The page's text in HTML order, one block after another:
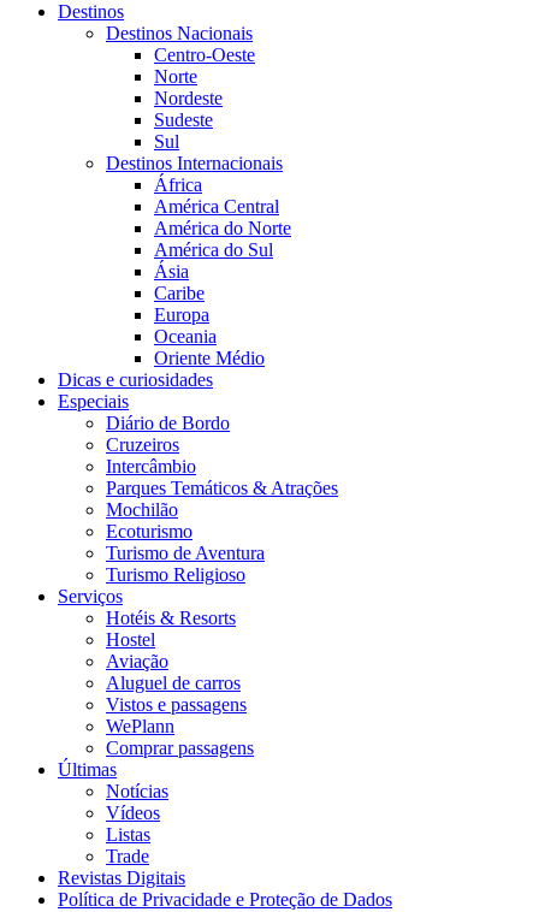
Destinos
Destinos Nacionais
Centro-Oeste
Norte
Nordeste
Sudeste
Sul
Destinos Internacionais
África
América Central
América do Norte
América do Sul
Ásia
Caribe
Europa
Oceania
Oriente Médio
Dicas e curiosidades
Especiais
Diário de Bordo
Cruzeiros
Intercâmbio
Parques Temáticos & Atrações
Mochilão
Ecoturismo
Turismo de Aventura
Turismo Religioso
Serviços
Hotéis & Resorts
Hostel
Aviação
Aluguel de carros
Vistos e passagens
WePlann
Comprar passagens
Últimas
Notícias
Vídeos
Listas
Trade
Revistas Digitais
Política de Privacidade e Proteção de Dados